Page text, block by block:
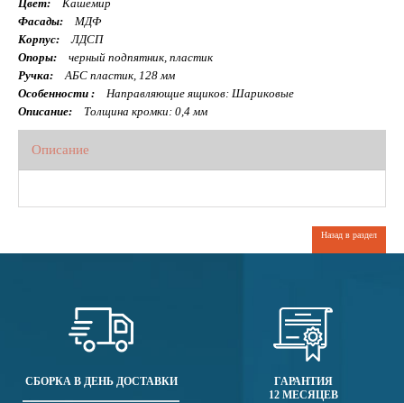
Цвет:
Кашемир
Фасады:
МДФ
Корпус:
ЛДСП
Опоры:
черный подпятник, пластик
Ручка:
АБС пластик, 128 мм
Особенности :
Направляющие ящиков: Шариковые
Описание:
Толщина кромки: 0,4 мм
Описание
Назад в раздел
СБОРКА В ДЕНЬ ДОСТАВКИ
ГАРАНТИЯ
12 МЕСЯЦЕВ